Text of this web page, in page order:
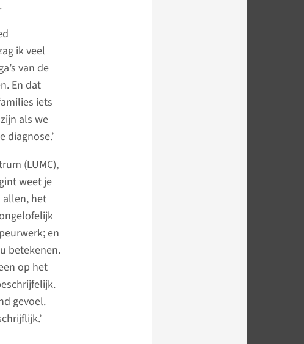
.
ik veel
van de
En dat
iets
als we
(LUMC),
weet je
allen, het
en
betekenen.
op het
gevoel.